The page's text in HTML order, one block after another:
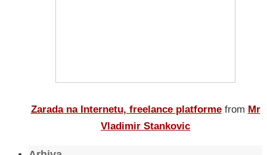
Zarada na Internetu, freelance platforme from Mr
Vladimir Stankovic